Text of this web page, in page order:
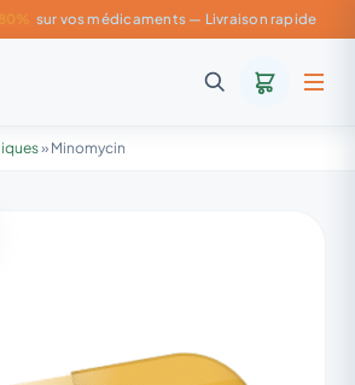
sur vos médicaments — Livraison rapide
» Minomycin